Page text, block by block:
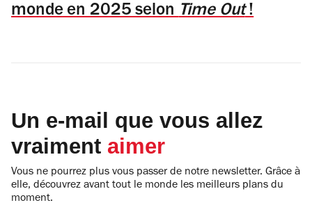
monde en 2025 selonTime Out!
Un e-mail que vous allez
vraiment aimer
Vous ne pourrez plus vous passer de notre newsletter. Grâce à
elle, découvrez avant tout le monde les meilleurs plans du
moment.